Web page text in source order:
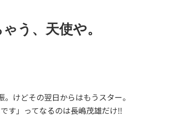
う、天使や。
けどその翌日からはもうスター。
す」ってなるのは長嶋茂雄だけ‼️